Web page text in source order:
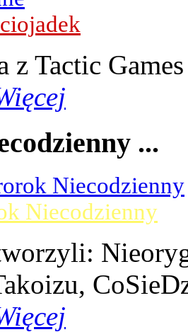
z Tactic Games
...
Niecodzienny
Niecodzienny